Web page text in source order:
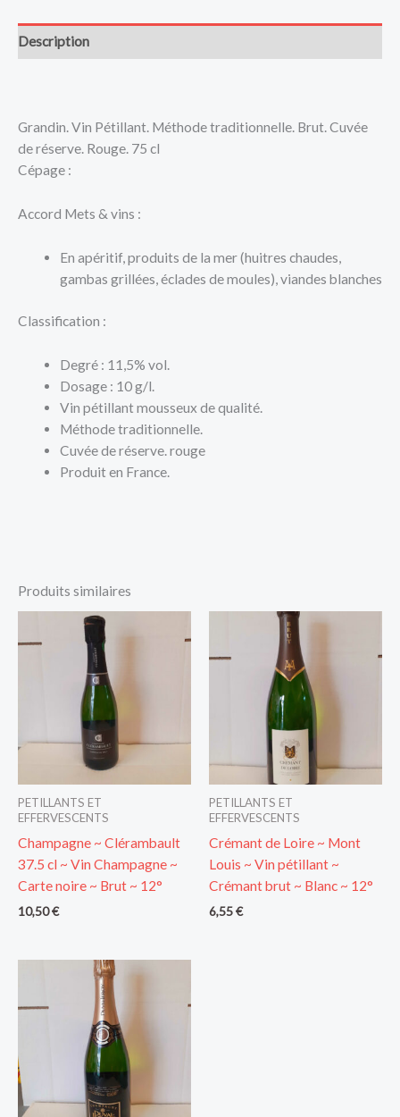
Description
Grandin. Vin Pétillant. Méthode traditionnelle. Brut. Cuvée
de réserve. Rouge. 75 cl
Cépage :
Accord Mets & vins :
En apéritif, produits de la mer (huitres chaudes,
gambas grillées, éclades de moules), viandes blanches
Classification :
Degré : 11,5% vol.
Dosage : 10 g/l.
Vin pétillant mousseux de qualité.
Méthode traditionnelle.
Cuvée de réserve. rouge
Produit en France.
Produits similaires
PETILLANTS ET
EFFERVESCENTS
Champagne ~ Clérambault
37.5 cl ~ Vin Champagne ~
Carte noire ~ Brut ~ 12°
10,50€
PETILLANTS ET
EFFERVESCENTS
Crémant de Loire ~ Mont
Louis ~ Vin pétillant ~
Crémant brut ~ Blanc ~ 12°
6,55€